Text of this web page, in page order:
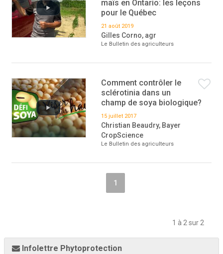
maïs en Ontario: les leçons
pour le Québec
21 août 2019
Gilles Corno, agr
Le Bulletin des agriculteurs
Comment contrôler le
sclérotinia dans un
champ de soya biologique?
15 juillet 2017
Christian Beaudry, Bayer
CropScience
Le Bulletin des agriculteurs
1
1 à 2 sur 2
Infolettre Phytoprotection